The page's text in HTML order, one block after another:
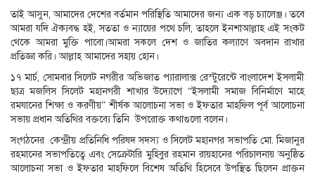
তাই আসুন, আমাদের দেশের বর্তমান পরিস্থিতি আমাদের জন্য এক বড় চ্যালেঞ্জ। তবে
আমরা যদি ঐক্যবদ্ধ হই, সততা ও ন্যায়ের পথে চলি, তাহলে ইনশাআল্লাহ এই সংকট
থেকে আমরা মুক্তি পাবো।আমরা সকলে দেশ ও জাতির কল্যাণে অবদান রাখার
প্রতিজ্ঞা করি। আল্লাহ আমাদের সহায় হোন।
১৭ মার্চ, সোমবার সিলেট নগরীর অভিজাত প্যারালাক্স রেস্টুরেন্টে বাংলাদেশ ইসলামী
ছাত্র মজলিস সিলেট মহানগরী শাখার উদ্যোগে “ইসলামী সমাজ বিনির্মাণে মাহে
রমযানের শিক্ষা ও করণীয়” শীর্ষক আলোচনা সভা ও ইফতার মাহফিল পূর্ব আলোচনা
সভায় প্রধান অতিথির বক্তব্যে তিনি উপরোক্ত কথাগুলো বলেন।
সংগঠনের কেন্দ্রীয় প্রতিনিধি পরিষদ সদস্য ও সিলেট মহানগর সভাপতি মো. মিজানুর
রহমানের সভাপতিত্বে এবং সেক্রেটারি মুহিবুর রহমান রায়হানের পরিচালনায় অনুষ্ঠিত
আলোচনা সভা ও ইফতার মাহফিলে বিশেষ অতিথি হিসেবে উপস্থিত ছিলেন প্রাক্তন